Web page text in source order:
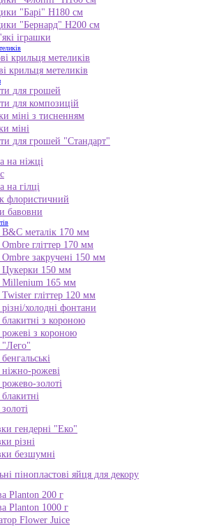
"Барі" Н180 см
"Бернард" Н200 см
іграшки
крильця метеликів
крильця метеликів
для грошей
для композицій
міні з тисненням
міні
для грошей "Стандарт"
на ніжці
на гілці
флористичний
бавовни
B&C металік 170 мм
гліттер 170 мм
закручені 150 мм
Цукерки 150 мм
Millenium 165 мм
гліттер 120 мм
холодні фонтани
з короною
з короною
рожеві
золоті
гендерні "Еко"
різні
безшумні
пінопластові яйця для декору
Planton 200 г
Planton 1000 г
Flower Juice